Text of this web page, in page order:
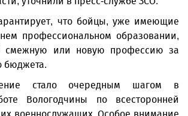
что бойцы, уже имеющие
профессиональном образовании,
смежную или новую профессию за
бюджета.
стало очередным шагом в
Вологодчины по всесторонней